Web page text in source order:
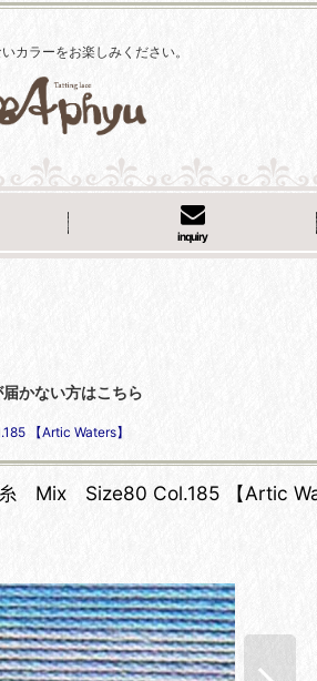
カラーをお楽しみください。
inquiry
かない方はこちら
【Artic Waters】
糸 Mix Size80 Col.185 【Artic